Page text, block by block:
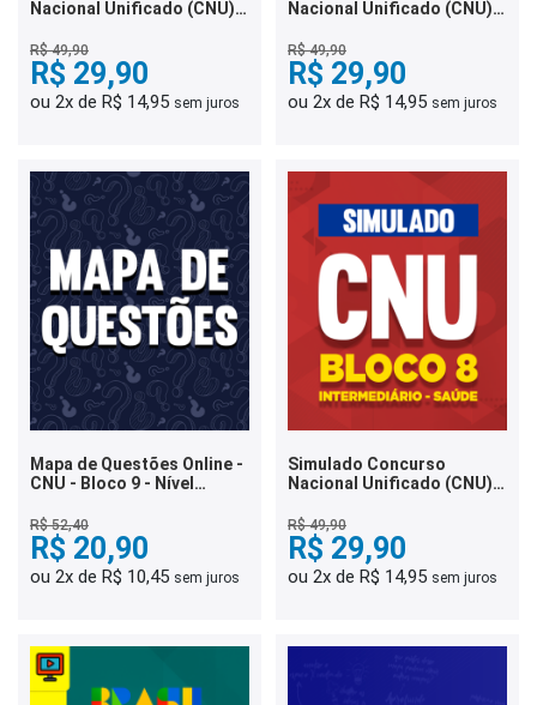
Nacional Unificado (CNU) -
Regulação
R$ 49,90
R$ 29,90
ou 2x de R$ 14,95 sem juros
Nacional Unificado (CNU) -
R$ 49,90
R$ 29,90
ou 2x de R$ 14,95 sem juros
Mapa de Questões Online -
CNU - Bloco 9 - Nível
- 8 Mil Questões
R$ 52,40
R$ 20,90
ou 2x de R$ 10,45 sem juros
Simulado Concurso
Nacional Unificado (CNU) -
Saúde
R$ 49,90
R$ 29,90
ou 2x de R$ 14,95 sem juros